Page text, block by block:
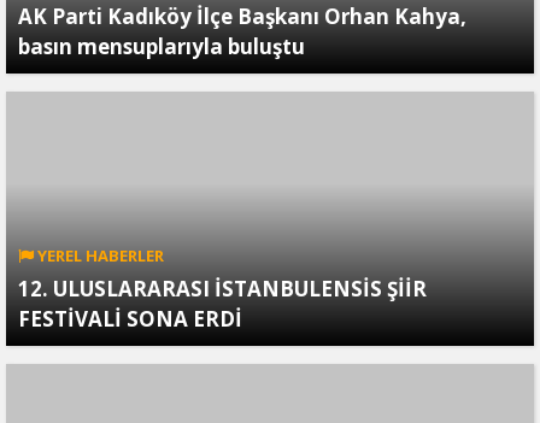
AK Parti Kadıköy İlçe Başkanı Orhan Kahya,
basın mensuplarıyla buluştu
YEREL HABERLER
12. ULUSLARARASI İSTANBULENSİS ŞİİR
FESTİVALİ SONA ERDİ